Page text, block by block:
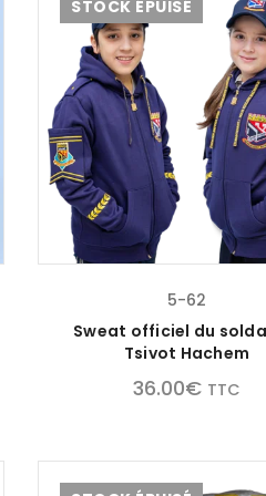
STOCK ÉPUISÉ
5-62
Sweat officiel du
Tsivot Hachem
36.00€ TTC